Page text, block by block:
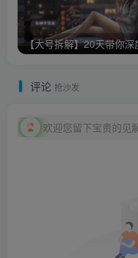
评论 抢沙发
欢迎您留下宝贵的见解